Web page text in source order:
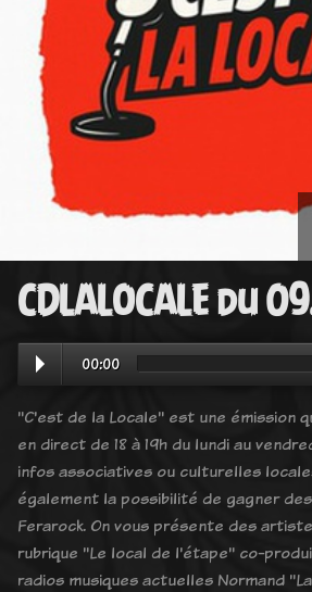
CDLALOCALE du
00:00
"C'est de la Locale" est une émission
en direct de 18 à 19h du lundi au
infos associatives ou culturelles
également la possibilité de gagner
Ferarock. On vous présente des
rubrique "Le local de l'étape" co-
radios musiques actuelles Normand